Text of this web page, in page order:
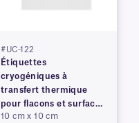
#UC-122
Étiquettes
cryogéniques à
transfert thermique
pour flacons et surfaces
congelés
10 cm x 10 cm